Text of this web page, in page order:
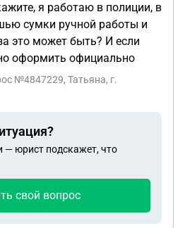
я работаю в полиции, в
сумки ручной работы и
это может быть? И если
оформить официально
№4847229, Татьяна, г.
— юрист подскажет, что
свой вопрос